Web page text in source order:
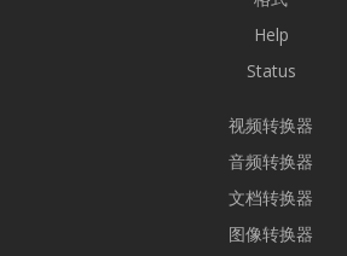
Help
Status
视频转换器
音频转换器
文档转换器
图像转换器